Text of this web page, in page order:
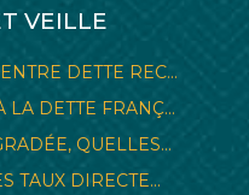
VEILLE
DETTE REC...
LA DETTE FRANÇ...
QUELLES...
TAUX DIRECTE...